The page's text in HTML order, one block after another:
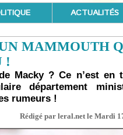
ACTUALITÉS
MAMMOUTH
!
Macky ? Ce n’est
département
rumeurs !
Rédigé par leral.net le Mardi